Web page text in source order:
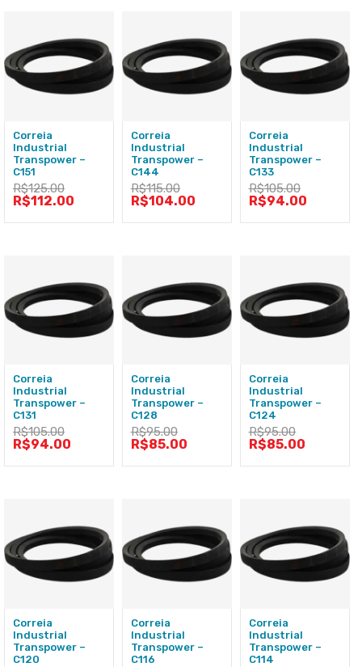
Correia
Industrial
Transpower –
C151
R$125.00
R$112.00
Correia
Industrial
Transpower –
C144
R$115.00
R$104.00
Correia
Industrial
Transpower –
C133
R$105.00
R$94.00
Correia
Industrial
Transpower –
C131
R$105.00
R$94.00
Correia
Industrial
Transpower –
C128
R$95.00
R$85.00
Correia
Industrial
Transpower –
C124
R$95.00
R$85.00
Correia
Industrial
Transpower –
C120
Correia
Industrial
Transpower –
C116
Correia
Industrial
Transpower –
C114